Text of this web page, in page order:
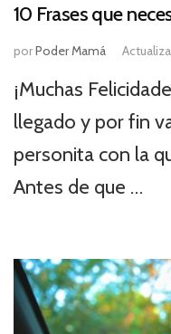
10 Frases que
porPoder Mamá
¡Muchas
llegado y por fin
personita con la
Antes de que …